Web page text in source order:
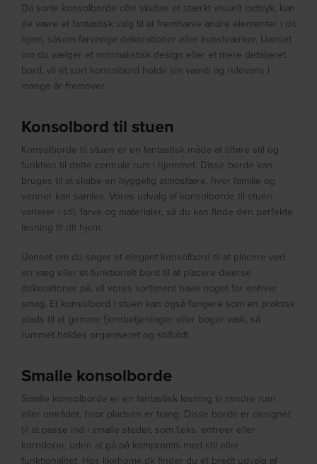
Da sorte konsolborde ofte skaber et stærkt visuelt indtryk, kan
de være et fantastisk valg til at fremhæve andre elementer i dit
hjem, såsom farverige dekorationer eller kunstværker. Uanset
om du vælger et minimalistisk design eller et mere detaljeret
bord, vil et sort konsolbord holde sin værdi og relevans i
mange år fremover.
Konsolbord til stuen
Konsolborde til stuen er en fantastisk måde at tilføre stil og
funktion til dette centrale rum i hjemmet. Disse borde kan
bruges til at skabe en hyggelig atmosfære, hvor familie og
venner kan samles. Vores udvalg af konsolborde til stuen
varierer i stil, farve og materialer, så du kan finde den perfekte
løsning til dit hjem.
Uanset om du søger et elegant konsolbord til at placere ved
en væg eller et funktionelt bord til at placere diverse
dekorationer på, vil vores sortiment have noget for enhver
smag. Et konsolbord i stuen kan også fungere som en praktisk
plads til at gemme fjernbetjeninger eller bøger væk, så
rummet holdes organiseret og stilfuldt.
Smalle konsolborde
Smalle konsolborde er en fantastisk løsning til mindre rum
eller områder, hvor pladsen er trang. Disse borde er designet
til at passe ind i smalle steder, som f.eks. entreer eller
korridorer, uden at gå på kompromis med stil eller
funktionalitet. Hos likehome.dk finder du et bredt udvalg af